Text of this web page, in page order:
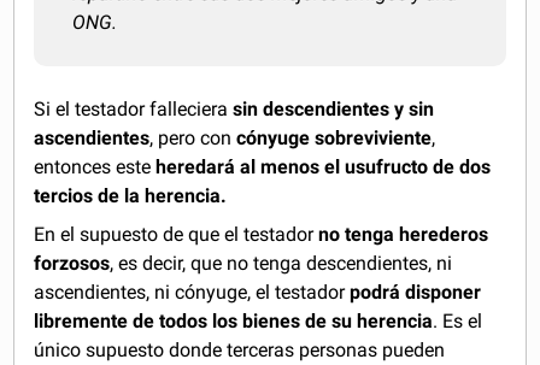
ONG.
Si el testador fallecierasin descendientes y sin
ascendientes, pero concónyuge sobreviviente,
entonces esteheredará al menos el usufructo de dos
tercios de la herencia.
En el supuesto de que el testadorno tenga herederos
forzosos, es decir, que no tenga descendientes, ni
ascendientes, ni cónyuge, el testadorpodrá disponer
libremente de todos los bienes de su herencia. Es el
único supuesto donde terceras personas pueden